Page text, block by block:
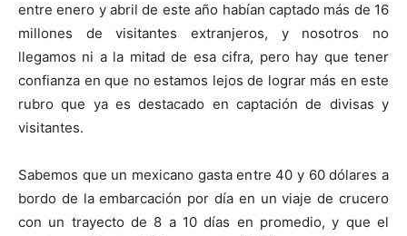
entre enero y abril de este año habían captado más de 16
millones de visitantes extranjeros, y nosotros no
llegamos ni a la mitad de esa cifra, pero hay que tener
confianza en que no estamos lejos de lograr más en este
rubro que ya es destacado en captación de divisas y
visitantes.
Sabemos que un mexicano gasta entre 40 y 60 dólares a
bordo de la embarcación por día en un viaje de crucero
con un trayecto de 8 a 10 días en promedio, y que el